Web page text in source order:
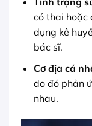
có thai hoặc
dụng kê
bác sĩ.
Cơ địa cá
do đó phản
nhau.